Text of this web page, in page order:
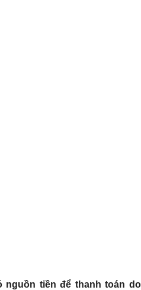
nguồn tiền để thanh toán do